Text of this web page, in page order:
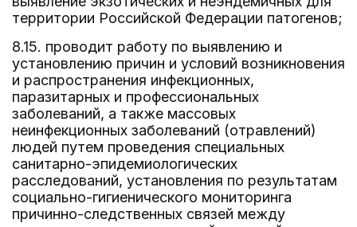
территории Российской Федерации патогенов;
8.15. проводит работу по выявлению и
установлению причин и условий возникновения
и распространения инфекционных,
паразитарных и профессиональных
заболеваний, а также массовых
неинфекционных заболеваний (отравлений)
людей путем проведения специальных
санитарно-эпидемиологических
расследований, установления по результатам
социально-гигиенического мониторинга
причинно-следственных связей между